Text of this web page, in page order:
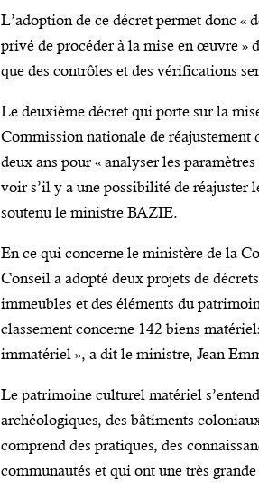
L’adoption de ce décret permet donc «
privé de procéder à la mise en œuvre »
que des contrôles et des vérifications
Le deuxième décret qui porte sur la
Commission nationale de
deux ans pour « analyser les
voir s’il y a une possibilité de réajuster
soutenu le ministre BAZIE.
En ce qui concerne le ministère de la
Conseil a adopté deux projets de
immeubles et des éléments du
classement concerne 142 biens
immatériel », a dit le ministre, Jean
Le patrimoine culturel matériel
archéologiques, des bâtiments
comprend des pratiques, des
communautés et qui ont une très